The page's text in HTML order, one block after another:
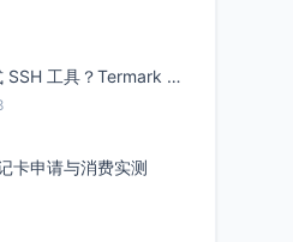
还在用老式 SSH 工具？Termark 新一代跨平台智能SSH客户端了解一下
卡申请与消费实测